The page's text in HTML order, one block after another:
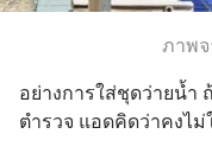
ภาพจ
อย่างการใส่ชุดว่ายน้ำ
ตำรวจ แอดคิดว่าคงไ